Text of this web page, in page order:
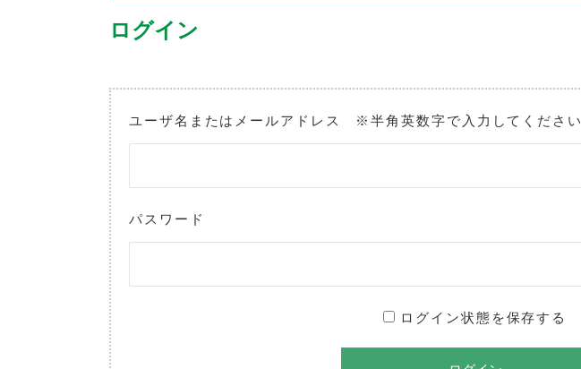
ログイン
ユーザ名またはメールアドレス ※半角英数字で入力してください
パスワード
ログイン状態を保存する